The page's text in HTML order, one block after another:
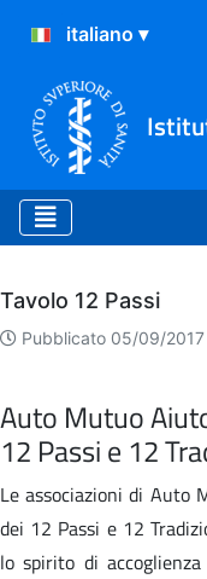
Archivio
Tavolo 12 Passi
Pubblicato 05/09/
Auto Mutuo
12 Passi e 12
Le associazioni di Auto
dei 12 Passi e 12
lo spirito di